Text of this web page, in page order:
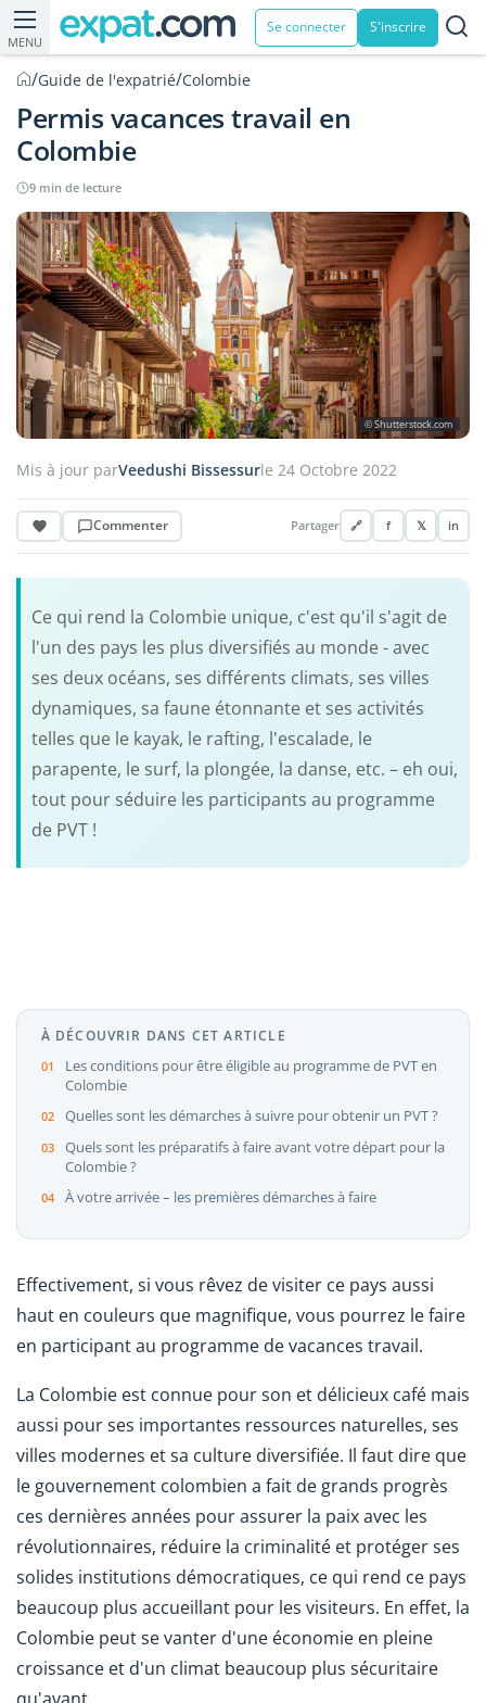
MENU
Se connecter S'inscrire
/Guide de l'expatrié/Colombie
Permis vacances travail en
Colombie
9 min de lecture
© Shutterstock.com
Mis à jour parVeedushi Bissessurle 24 Octobre 2022
Commenter Partager 🔗 f 𝕏 in
Ce qui rend la Colombie unique, c'est qu'il s'agit de
l'un des pays les plus diversifiés au monde - avec
ses deux océans, ses différents climats, ses villes
dynamiques, sa faune étonnante et ses activités
telles que le kayak, le rafting, l'escalade, le
parapente, le surf, la plongée, la danse, etc. – eh oui,
tout pour séduire les participants au programme
de PVT !
À DÉCOUVRIR DANS CET ARTICLE
Les conditions pour être éligible au programme de PVT en
Colombie
Quelles sont les démarches à suivre pour obtenir un PVT ?
Quels sont les préparatifs à faire avant votre départ pour la
Colombie ?
À votre arrivée – les premières démarches à faire
Effectivement, si vous rêvez de visiter ce pays aussi
haut en couleurs que magnifique, vous pourrez le faire
en participant au programme de vacances travail.
La Colombie est connue pour son et délicieux café mais
aussi pour ses importantes ressources naturelles, ses
villes modernes et sa culture diversifiée. Il faut dire que
le gouvernement colombien a fait de grands progrès
ces dernières années pour assurer la paix avec les
révolutionnaires, réduire la criminalité et protéger ses
solides institutions démocratiques, ce qui rend ce pays
beaucoup plus accueillant pour les visiteurs. En effet, la
Colombie peut se vanter d'une économie en pleine
croissance et d'un climat beaucoup plus sécuritaire